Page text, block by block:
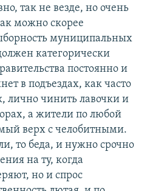
так не везде, но очень
можно скорее
муниципальных
категорически
постоянно и
в подъездах, как часто
лично чинить лавочки и
а жители по любой
верх с челобитными.
то беда, и нужно срочно
на ту, когда
но и спрос